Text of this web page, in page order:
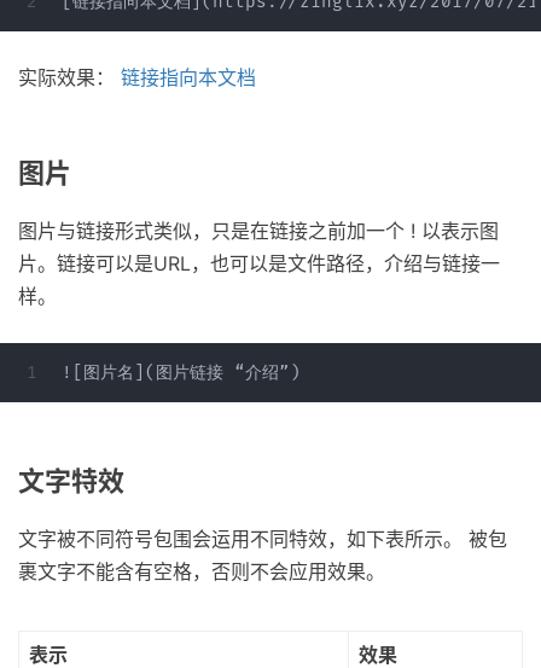
实际效果： 链接指向本文档
图片
图片与链接形式类似，只是在链接之前加一个 ! 以表示图
片。链接可以是URL，也可以是文件路径，介绍与链接一
样。
文字特效
文字被不同符号包围会运用不同特效，如下表所示。 被包
裹文字不能含有空格，否则不会应用效果。
表示
效果